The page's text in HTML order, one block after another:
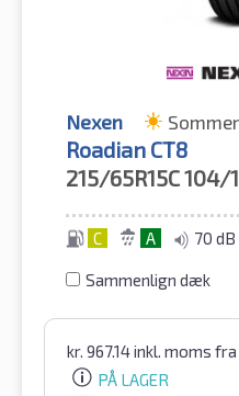
Nexen
Roadian CT8
215/65R15C104/
C A 70 dB
Sammenlign dæk
kr. 967.14inkl. moms fra
PÅ LAGER